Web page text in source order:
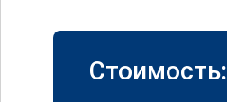
Стоимость: